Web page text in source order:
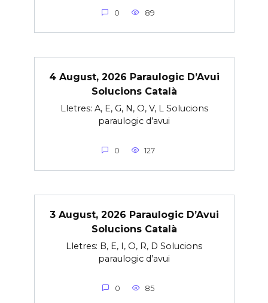
0 89
4 August, 2026 Paraulogic D’Avui
Solucions Català
Lletres: A, E, G, N, O, V, L Solucions
paraulogic d’avui
0 127
3 August, 2026 Paraulogic D’Avui
Solucions Català
Lletres: B, E, I, O, R, D Solucions
paraulogic d’avui
0 85